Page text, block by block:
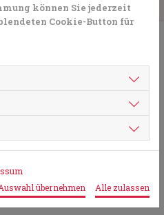
können Sie jederzeit
Cookie-Button für
übernehmen Alle zulassen